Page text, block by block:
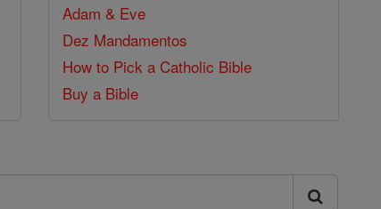
Adam & Eve
Dez Mandamentos
How to Pick a Catholic Bible
Buy a Bible